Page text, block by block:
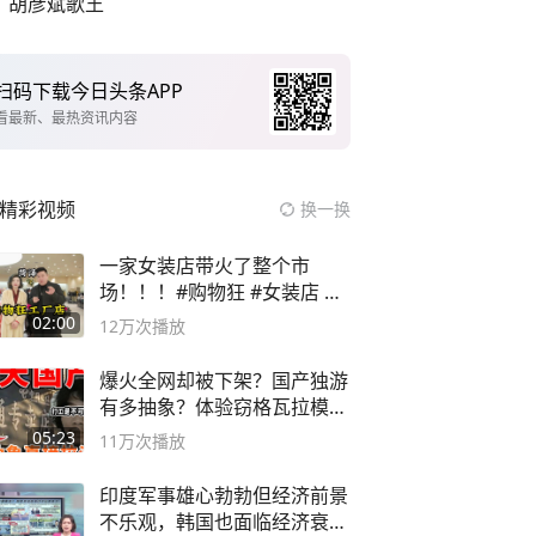
码下载今日头条APP
最新、最热资讯内容
精彩视频 换一换
02:00
一家女装店带火了整个市
场！！！#购物狂 #女装店 #
高品质女装
12万次播放
05:23
爆火全网却被下架？国产独游
有多抽象？体验窃格瓦拉模拟
器！
11万次播放
印度军事雄心勃勃但经济前景
不乐观，韩国也面临经济衰退